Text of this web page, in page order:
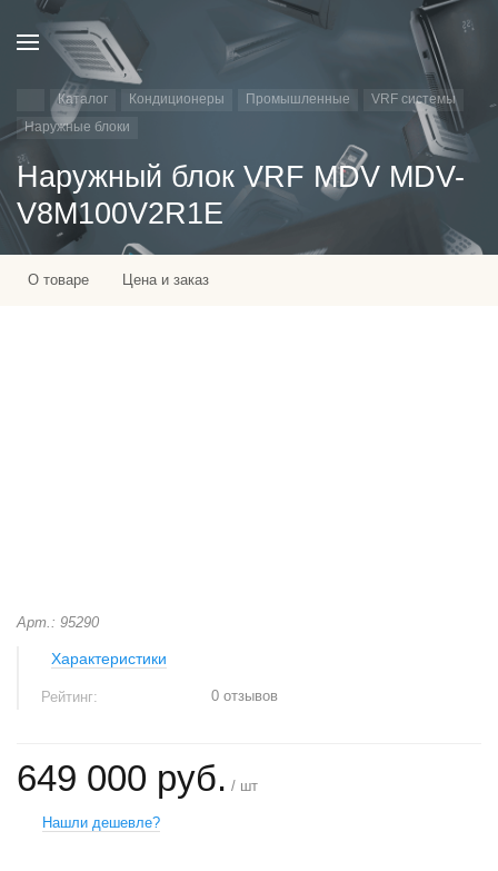
Каталог Кондиционеры Промышленные
VRF системы
Наружные блоки
Наружный блок VRF MDV MDV-
V8M100V2R1E
О товаре Цена и заказ
Арт.: 95290
Характеристики
Рейтинг: 0 отзывов
649 000 руб. / шт
Нашли дешевле?